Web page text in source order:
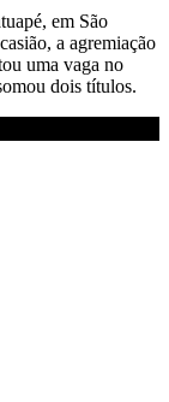
em São
a agremiação
uma vaga no
dois títulos.